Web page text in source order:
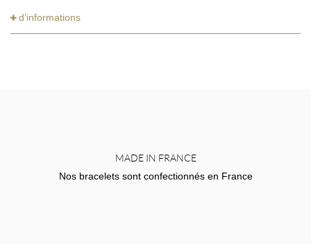
d’informations
MADE IN FRANCE
Nos bracelets sont confectionnés en France